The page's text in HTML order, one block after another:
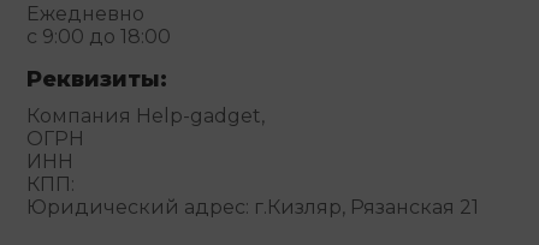
Ежедневно
с 9:00 до 18:00
Реквизиты:
Компания Help-gadget,
ОГРН
ИНН
КПП:
Юридический адрес: г.Кизляр, Рязанская 21